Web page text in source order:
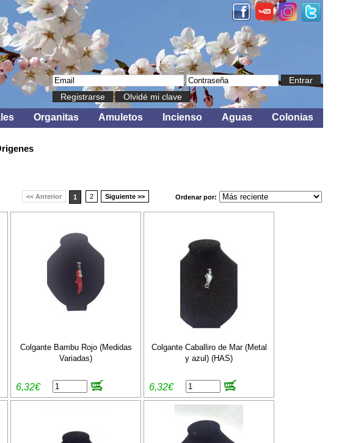
Entrar
Registrarse
Olvidé mi clave
Organitas Amuletos Incienso Aguas Colonias
<< Anterior 1 2 Siguiente >> Ordenar por:
Colgante Bambu Rojo (Medidas
Variadas)
6,32€
Colgante Caballiro de Mar (Metal
y azul) (HAS)
6,32€